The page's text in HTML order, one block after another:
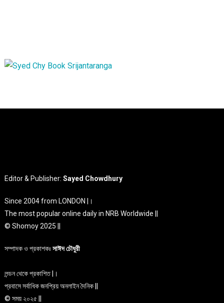
Editor & Publisher:Sayed Chowdhury
Since 2004 from LONDON |।
The most popular online daily in NRB Worldwide ||
© Shomoy 2025 ||
সম্পাদক ও প্রকাশকঃসাঈদ চৌধুরী
লন্ডন থেকে প্রকাশিত |।
প্রবাসে সর্বাধিক জনপ্রিয় অনলাইন দৈনিক ||
© সময় ২০২৫ ||